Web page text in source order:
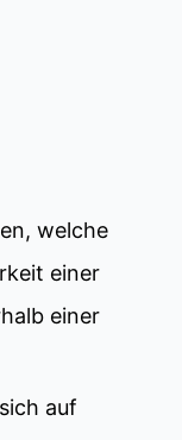
welche
einer
einer
auf